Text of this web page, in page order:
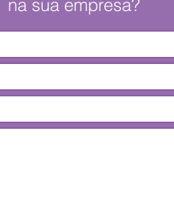
na sua empresa?